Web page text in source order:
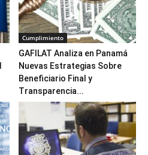
Cumplimiento
GAFILAT Analiza en Panamá
Nuevas Estrategias Sobre
Beneficiario Final y
Transparencia...